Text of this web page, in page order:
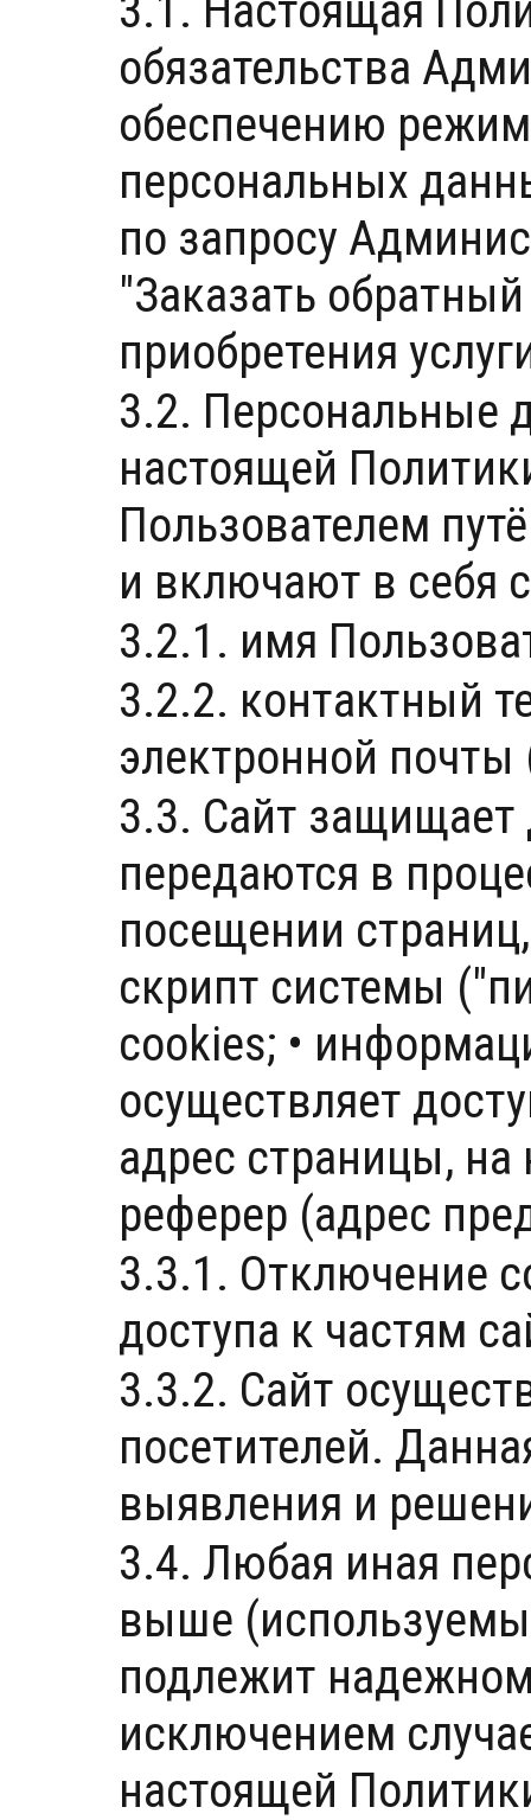
обязательства
обеспечению
персональных
по запросу
"Заказать
приобретения
3.2. Персональные
настоящей
Пользователем
и включают в
3.2.1. имя
3.2.2. контактный
электронной почты
3.3. Сайт
передаются в
посещении
скрипт системы
cookies; •
осуществляет
адрес страницы,
реферер (адрес
3.3.1. Отключение
доступа к частям
3.3.2. Сайт
посетителей.
выявления и
3.4. Любая иная
выше
подлежит
исключением
настоящей